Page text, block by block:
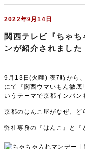
2022年9月14日
関西テレビ『ちゃ
ンが紹介されました
9月13日(火曜) 夜7時から
にて『関西ウマいもん徹
いうテーマで京都インバン
京都のはんこ屋がなぜ、ど
弊社専務の『はんこ』と『